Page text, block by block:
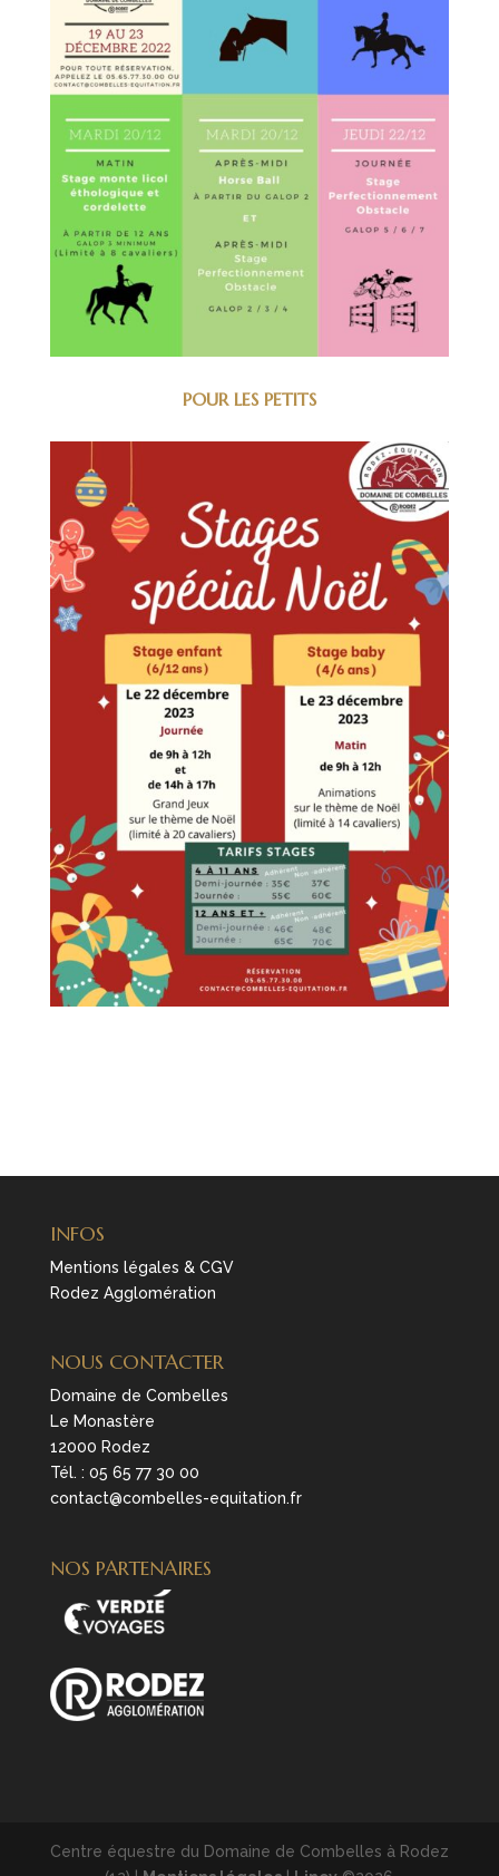
POUR LES PETITS
INFOS
Mentions légales & CGV
Rodez Agglomération
NOUS CONTACTER
Domaine de Combelles
Le Monastère
12000 Rodez
Tél. : 05 65 77 30 00
contact@combelles-equitation.fr
NOS PARTENAIRES
Centre équestre du Domaine de Combelles à Rodez